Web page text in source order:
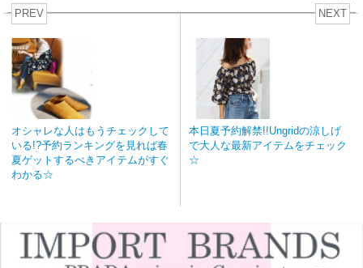
PREV
オシャレな人はもうチェックして
いる!?予約ランキングを見れば春
夏ゲットするべきアイテムがすぐ
わかる☆
NEXT
本日夏予約解禁!!Ungridの涼しげ
で大人な最新アイテムをチェック
☆